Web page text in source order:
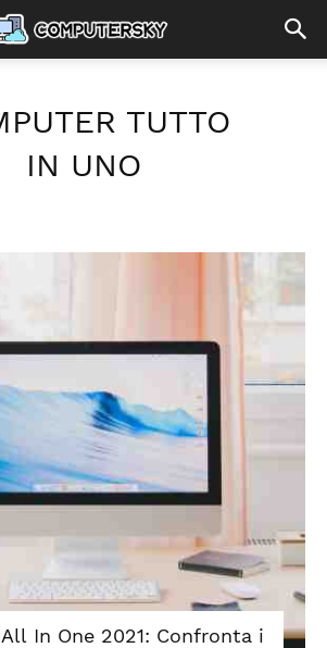
TUTTO
IN UNO
In One 2021: Confronta i